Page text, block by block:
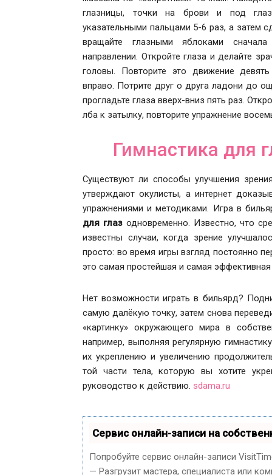
глазницы, точки на брови и под
указательными пальцами 5-6 раз, а затем
вращайте глазными яблоками
направлении. Откройте глаза и делайте
головы. Повторите это движение
вправо. Потрите друг о друга ладони до
прогладьте глаза вверх-вниз пять раз.
лба к затылку, повторите упражнение
Гимнастика для
Существуют ли способы улучшения
утверждают окулисты, а интернет
упражнениями и методиками. Игра в
для глаз одновременно. Известно, что
известны случаи, когда зрение
просто: во время игры взгляд постоянно
это самая простейшая и самая эффективная
Нет возможности играть в бильярд?
самую далёкую точку, затем снова
«картинку» окружающего мира в
например, выполняя регулярную
их укреплению и увеличению
той части тела, которую вы хотите
руководство к действию. sdama.ru
Сервис онлайн-записи на
Попробуйте сервис онлайн-записи
— Разгрузит мастера, специалиста или